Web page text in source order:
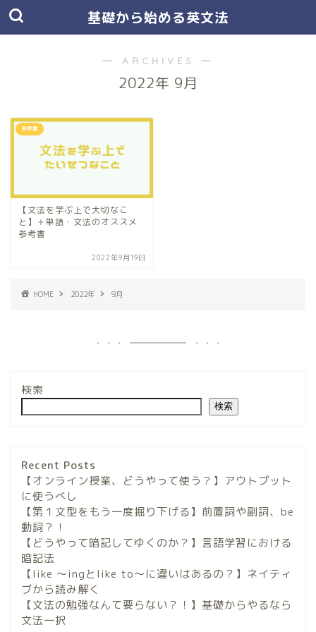
基礎から始める英文法
― ARCHIVES ―
2022年 9月
参考書
【文法を学ぶ上で大切なこ
と】＋単語・文法のオススメ
参考書
2022年9月19日
HOME 2022年 9月
検索
検索
Recent Posts
【オンライン授業、どうやって使う？】アウトプット
に使うべし
【第１文型をもう一度掘り下げる】前置詞や副詞、be
動詞？！
【どうやって暗記してゆくのか？】言語学習における
暗記法
【like 〜ingとlike to〜に違いはあるの？】ネイティ
ブから読み解く
【文法の勉強なんて要らない？！】基礎からやるなら
文法一択